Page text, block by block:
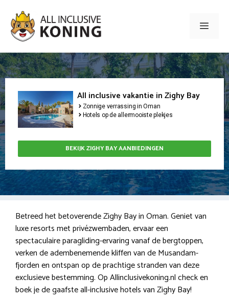
naar
inhoud
Menu
All inclusive vakantie in Zighy Bay
Zonnige verrassing in Oman
Hotels op de allermooiste plekjes
BEKIJK ZIGHY BAY AANBIEDINGEN
Betreed het betoverende Zighy Bay in Oman. Geniet van
luxe resorts met privézwembaden, ervaar een
spectaculaire paragliding-ervaring vanaf de bergtoppen,
verken de adembenemende kliffen van de Musandam-
fjorden en ontspan op de prachtige stranden van deze
exclusieve bestemming. Op Allinclusivekoning.nl check en
boek je de gaafste all-inclusive hotels van Zighy Bay!